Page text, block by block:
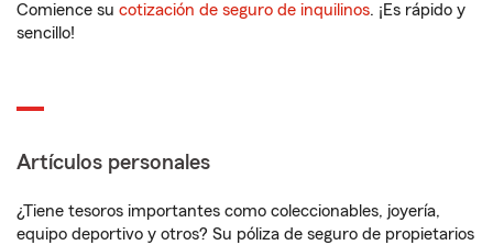
Comience su cotización de seguro de inquilinos. ¡Es rápido y
sencillo!
Artículos personales
¿Tiene tesoros importantes como coleccionables, joyería,
equipo deportivo y otros? Su póliza de seguro de propietarios